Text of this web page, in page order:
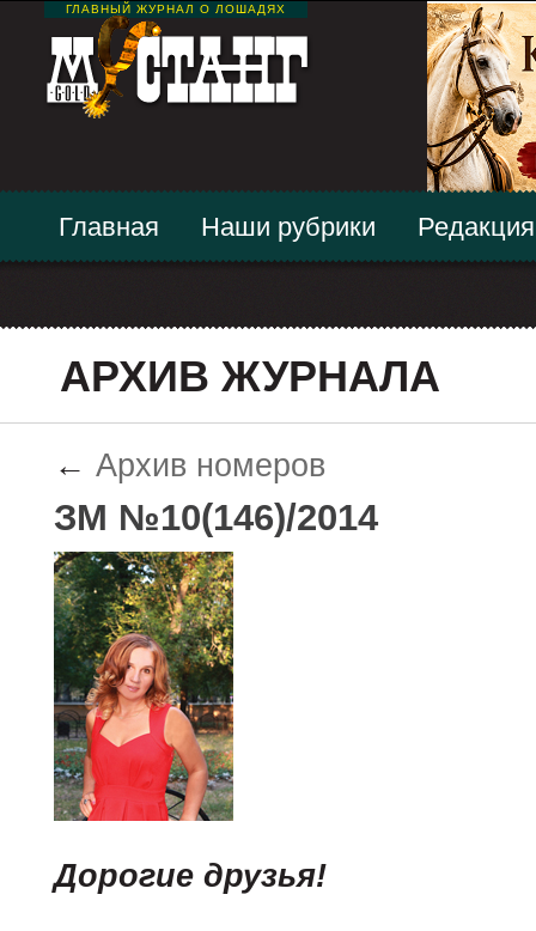
ГЛАВНЫЙ ЖУРНАЛ О ЛОШАДЯХ
Главная Наши рубрики Редакция
АРХИВ ЖУРНАЛА
← Архив номеров
ЗМ №10(146)/2014
Дорогие друзья!